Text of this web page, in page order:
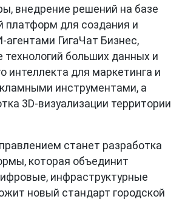
внедрение решений на базе
платформ для создания и
агентами ГигаЧат Бизнес,
технологий больших данных и
интеллекта для маркетинга и
инструментами, а
3D-визуализации территории
станет разработка
которая объединит
инфраструктурные
новый стандарт городской